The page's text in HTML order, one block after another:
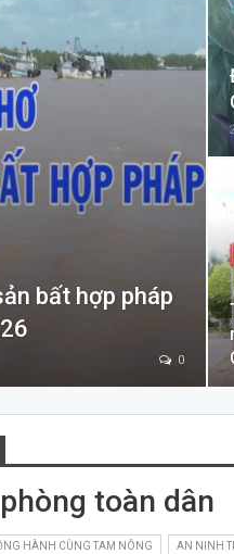
bất hợp pháp
0
toàn dân
HÀNH CÙNG TAM NÔNG AN NINH